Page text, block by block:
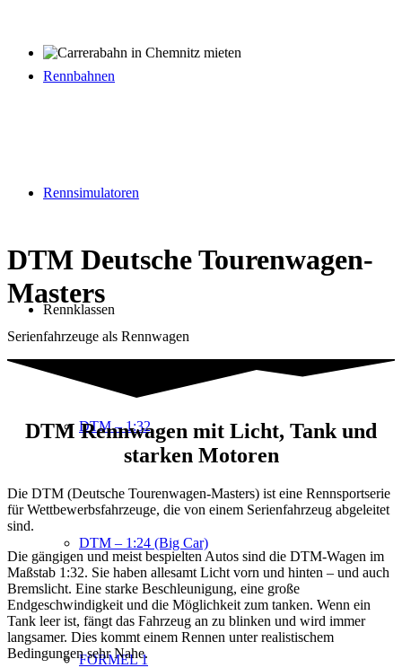
Rennbahnen
Rennsimulatoren
Rennklassen
DTM – 1:32
DTM – 1:24 (Big Car)
FORMEL 1
DTM Deutsche Tourenwagen-
Masters
Serienfahrzeuge als Rennwagen
DTM Rennwagen mit Licht, Tank und
starken Motoren
Die DTM (Deutsche Tourenwagen-Masters) ist eine Rennsportserie
für Wettbewerbsfahrzeuge, die von einem Serienfahrzeug abgeleitet
sind.
Die gängigen und meist bespielten Autos sind die DTM-Wagen im
Maßstab 1:32. Sie haben allesamt Licht vorn und hinten – und auch
Bremslicht. Eine starke Beschleunigung, eine große
Endgeschwindigkeit und die Möglichkeit zum tanken. Wenn ein
Tank leer ist, fängt das Fahrzeug an zu blinken und wird immer
langsamer. Dies kommt einem Rennen unter realistischem
Bedingungen sehr Nahe.